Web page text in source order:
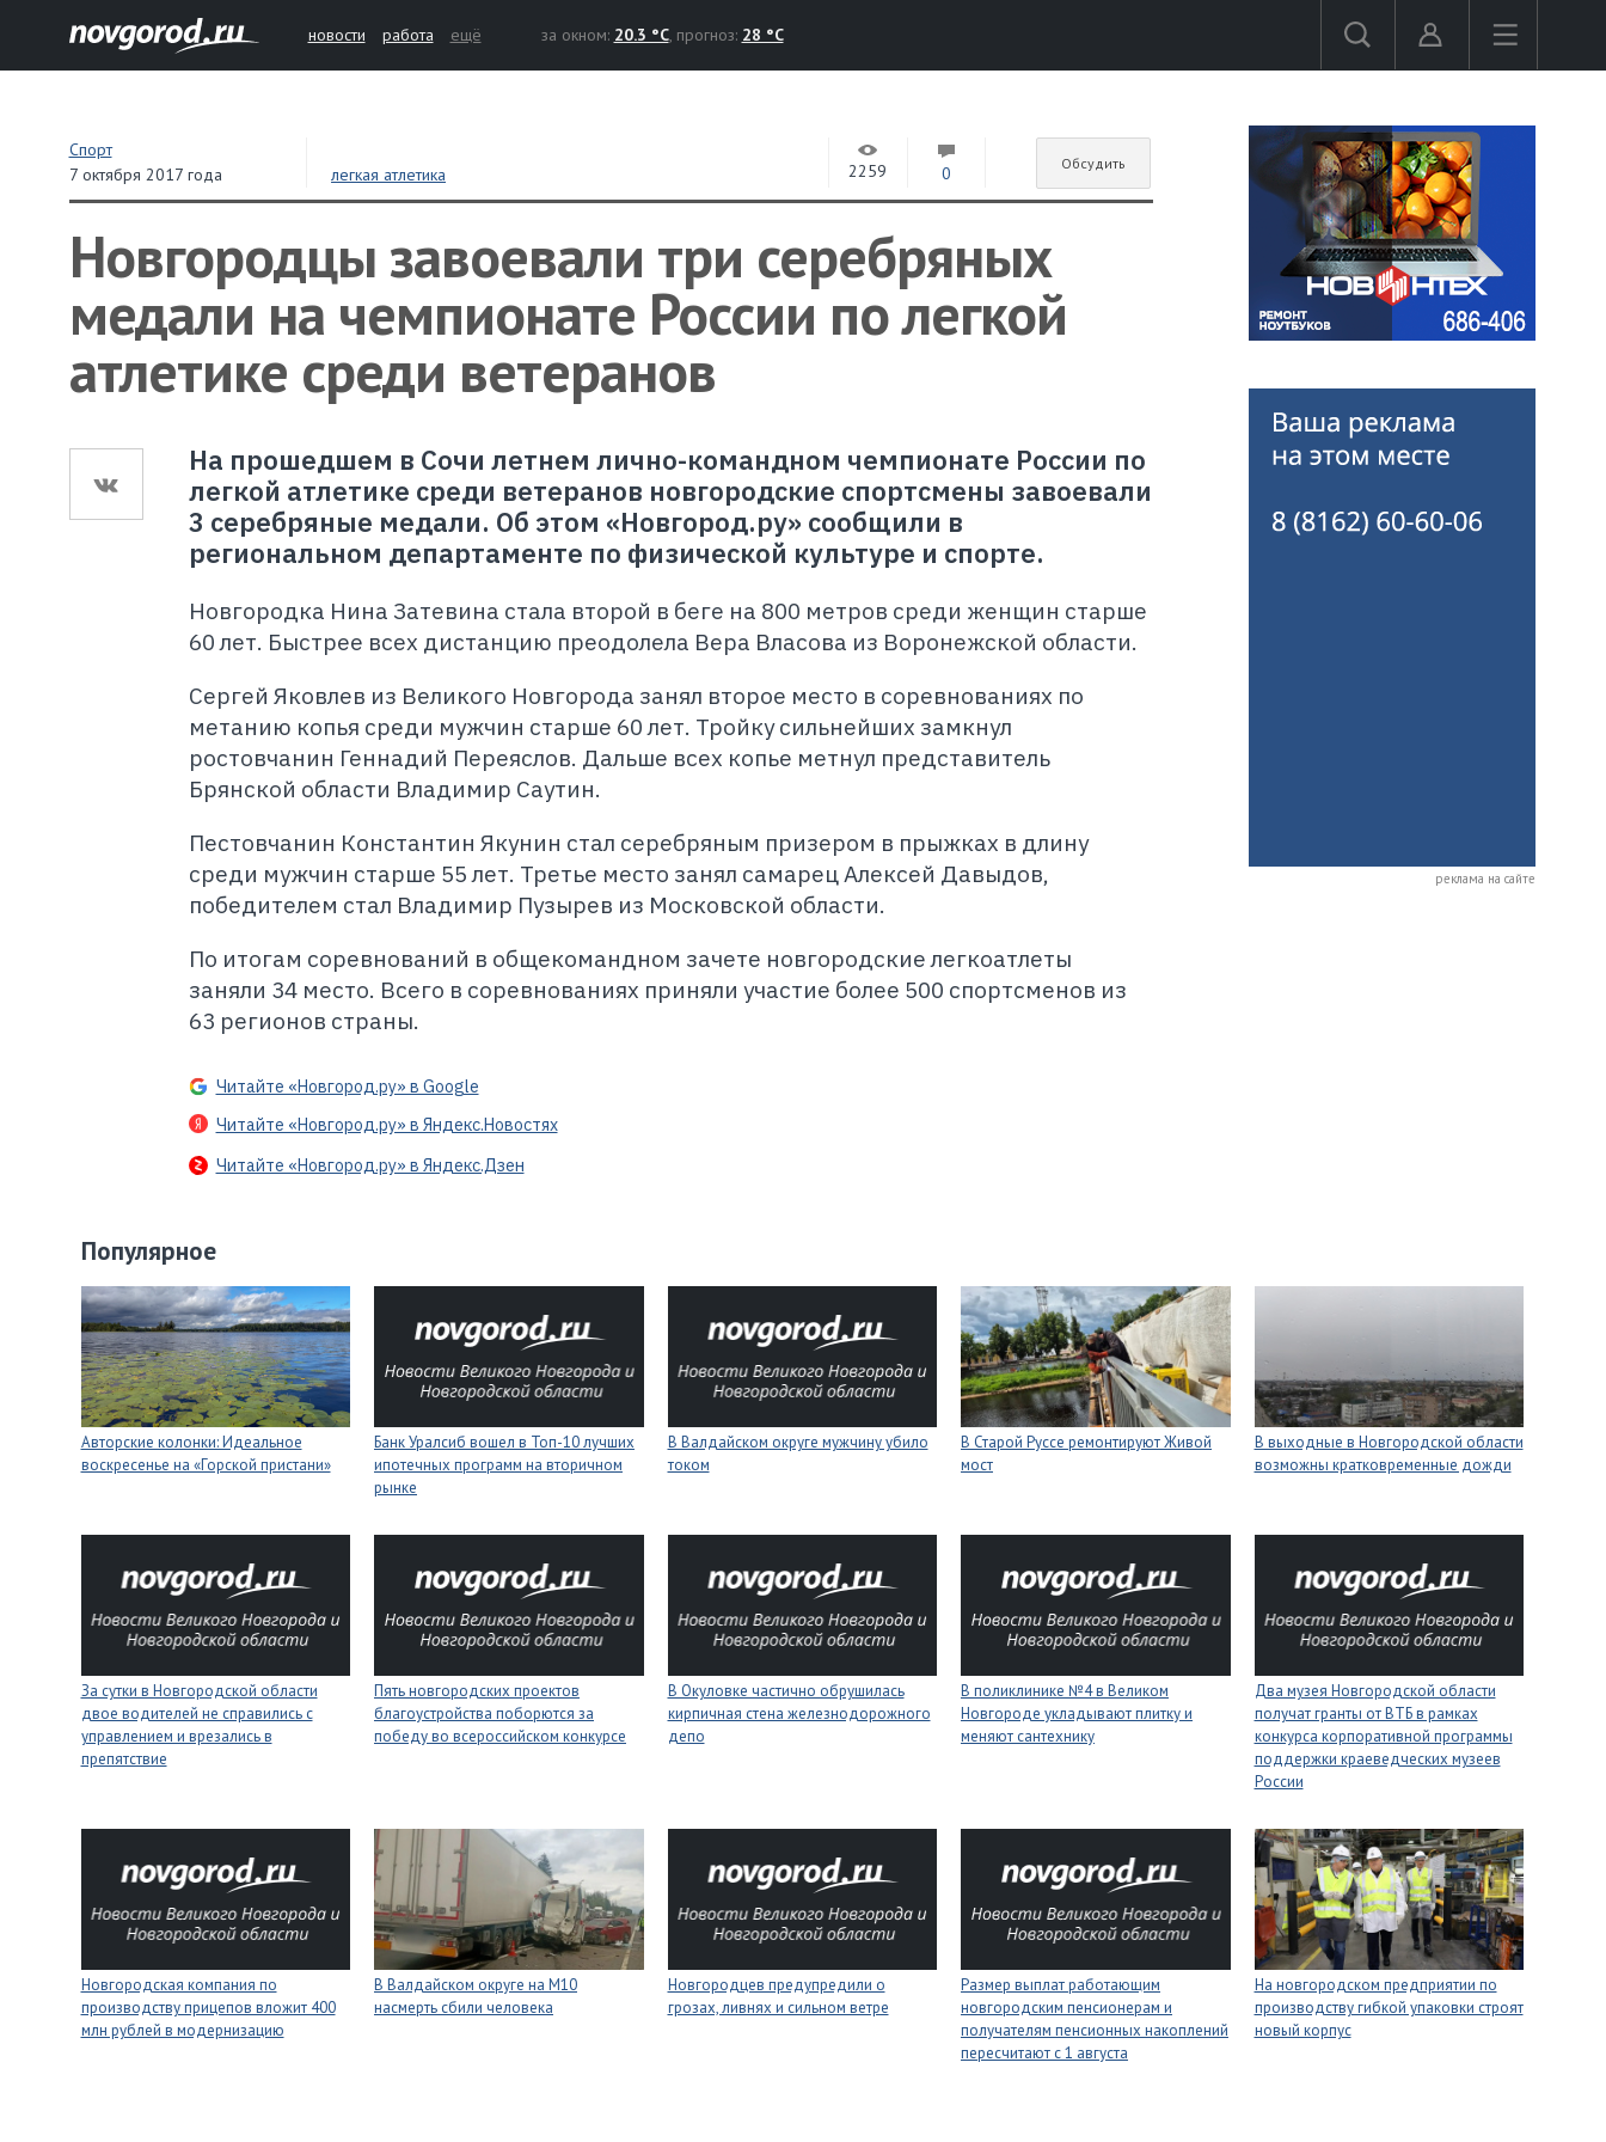
новости работа ещё за окном: 20.3 °C, прогноз: 28 °C
Спорт
7 октября 2017 года
легкая атлетика 2259 0 Обсудить
Новгородцы завоевали три серебряных
медали на чемпионате России по легкой
атлетике среди ветеранов
На прошедшем в Сочи летнем лично-командном чемпионате России по
легкой атлетике среди ветеранов новгородские спортсмены завоевали
3 серебряные медали. Об этом «Новгород.ру» сообщили в
региональном департаменте по физической культуре и спорте.
Новгородка Нина Затевина стала второй в беге на 800 метров среди женщин старше
60 лет. Быстрее всех дистанцию преодолела Вера Власова из Воронежской области.
Сергей Яковлев из Великого Новгорода занял второе место в соревнованиях по
метанию копья среди мужчин старше 60 лет. Тройку сильнейших замкнул
ростовчанин Геннадий Переяслов. Дальше всех копье метнул представитель
Брянской области Владимир Саутин.
Пестовчанин Константин Якунин стал серебряным призером в прыжках в длину
среди мужчин старше 55 лет. Третье место занял самарец Алексей Давыдов,
победителем стал Владимир Пузырев из Московской области.
По итогам соревнований в общекомандном зачете новгородские легкоатлеты
заняли 34 место. Всего в соревнованиях приняли участие более 500 спортсменов из
63 регионов страны.
Читайте «Новгород.ру» в Google
Читайте «Новгород.ру» в Яндекс.Новостях
Читайте «Новгород.ру» в Яндекс.Дзен
реклама на сайте
Популярное
Авторские колонки: Идеальное
воскресенье на «Горской пристани»
Банк Уралсиб вошел в Топ-10 лучших
ипотечных программ на вторичном
рынке
В Валдайском округе мужчину убило
током
В Старой Руссе ремонтируют Живой
мост
В выходные в Новгородской области
возможны кратковременные дожди
За сутки в Новгородской области
двое водителей не справились с
управлением и врезались в
препятствие
Пять новгородских проектов
благоустройства поборются за
победу во всероссийском конкурсе
В Окуловке частично обрушилась
кирпичная стена железнодорожного
депо
В поликлинике №4 в Великом
Новгороде укладывают плитку и
меняют сантехнику
Два музея Новгородской области
получат гранты от ВТБ в рамках
конкурса корпоративной программы
поддержки краеведческих музеев
России
Новгородская компания по
производству прицепов вложит 400
млн рублей в модернизацию
В Валдайском округе на М10
насмерть сбили человека
Новгородцев предупредили о
грозах, ливнях и сильном ветре
Размер выплат работающим
новгородским пенсионерам и
получателям пенсионных накоплений
пересчитают с 1 августа
На новгородском предприятии по
производству гибкой упаковки строят
новый корпус